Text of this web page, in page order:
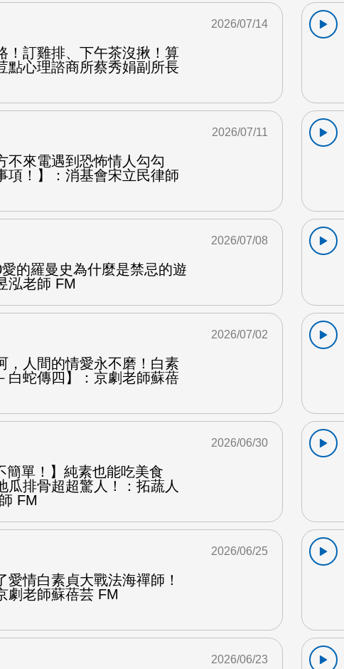
！訂雞排、下午茶沒揪！算
點心理諮商所蔡秀娟副所長
2026/07/14
不來電遇到恐怖情人勾勾
項！】：消基會宋立民律師
2026/07/11
的羅曼史為什麼是禁忌的遊
泓老師 FM
2026/07/08
，人間的情愛永不磨！白素
白蛇傳四】：京劇老師蘇蓓
2026/07/02
簡單！】純素也能吃美食
瓜排骨超超驚人！：拓蔬人
FM
2026/06/30
愛情白素貞大戰法海禪師！
劇老師蘇蓓芸 FM
2026/06/25
2026/06/23